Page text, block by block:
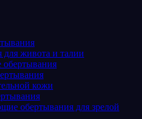
живота и талии
кожи
обертывания для зрелой